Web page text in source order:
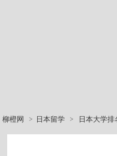
柳橙网 > 日本留学 > 日本大学排